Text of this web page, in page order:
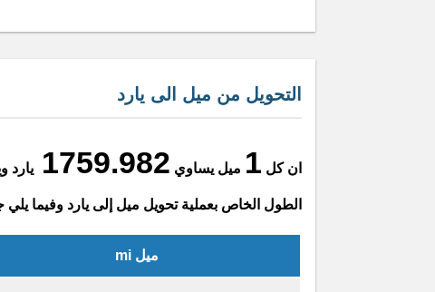
التحويل من ميل الى يارد
ان كل 1 ميل يساوي 1759.982
الطول الخاص بعملية تحويل ميل إلى يارد وفيما
ميل mi